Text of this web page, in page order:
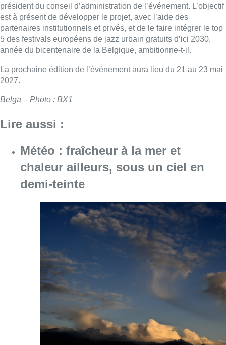
président du conseil d’administration de l’événement. L’objectif
est à présent de développer le projet, avec l’aide des
partenaires institutionnels et privés, et de le faire intégrer le top
5 des festivals européens de jazz urbain gratuits d’ici 2030,
année du bicentenaire de la Belgique, ambitionne-t-il.
La prochaine édition de l’événement aura lieu du 21 au 23 mai
2027.
Belga – Photo : BX1
Lire aussi :
Météo : fraîcheur à la mer et
chaleur ailleurs, sous un ciel en
demi-teinte